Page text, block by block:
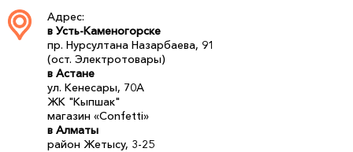
Адрес:
в Усть-Каменогорске
пр. Нурсултана Назарбаева, 91
(ост. Электротовары)
в Астане
ул. Кенесары, 70A
ЖК "Кыпшак"
магазин «Confetti»
в Алматы
район Жетысу, 3-25